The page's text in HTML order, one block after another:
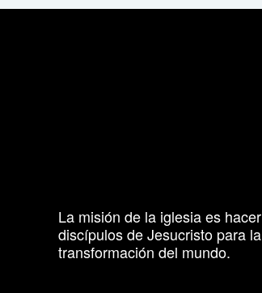
La misión de la iglesia es hacer
discípulos de Jesucristo para la
transformación del mundo.